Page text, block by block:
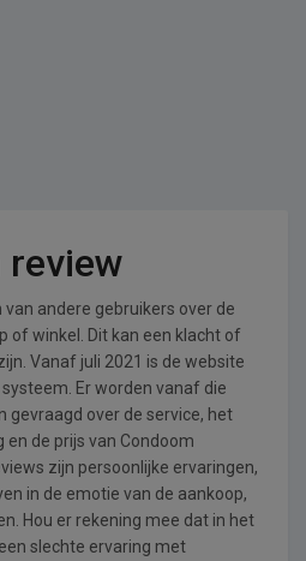
review
van andere gebruikers over de
of winkel. Dit kan een klacht of
Vanaf juli 2021 is de website
Er worden vanaf die
gevraagd over de service, het
en de prijs van Condoom
zijn persoonlijke ervaringen,
in de emotie van de aankoop,
Hou er rekening mee dat in het
slechte ervaring met